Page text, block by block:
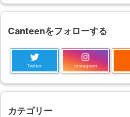
Canteenをフォローする
Twitter Instagram
カテゴリー